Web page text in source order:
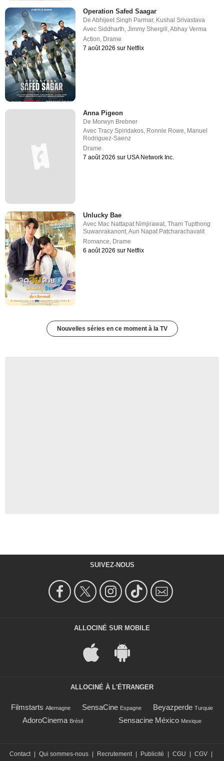
Operation Safed Saagar
DeAbhijeet Singh Parmar, Kushal Srivastava
AvecSiddharth,Jimmy Shergill ,Abhay Verma
Action, Drame
7 août 2026 sur Netflix
Anna Pigeon
De Morwyn Brebner
AvecTracy Spiridakos, Ronnie Rowe, Manuel
Rodriguez-Saenz
Drame
7 août 2026 sur USA Network Inc.
Unlucky Bae
Avec Mac Nattapat Nimjirawat ,Tham Tupthong
Suwanrakanont ,Aun Napat Patcharachavalit
Romance Drame
6 août 2026 sur Netflix
Nouvelles séries en ce moment à la TV
SUIVEZ-NOUS
ALLOCINÉ SUR MOBILE
ALLOCINÉ À L'ÉTRANGER
Filmstarts Allemagne SensaCine Espagne Beyazperde Turquie
AdoroCinema Brésil Sensacine México Mexique
Contact | Qui sommes-nous | Recrutement | Publicité | CGU | CGV |